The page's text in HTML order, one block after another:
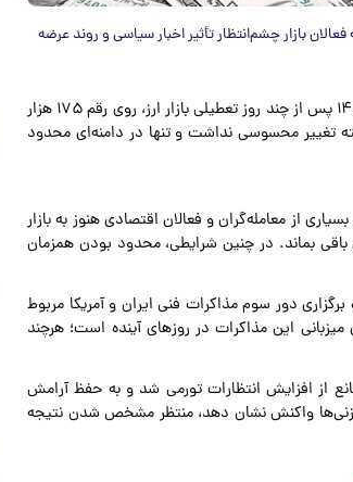
به استقبال معاملات چهارشنبه ۱۷ تیر ۱۴۰۵ می‌روند که فعالان بازار چشم‌انتظار تأثیر اخبار سیاسی و روند عرضه
به نقل از تجارت‌نیوز، قیمت دلار روز سه‌شنبه ۱۶ تیر ۱۴۰۵ پس از چند روز تعطیلی بازار ارز، روی رقم ۱۷۵ هزار
تغییر محسوسی نداشت و تنها در دامنه‌ای محدود
از معامله‌گران و فعالان اقتصادی هنوز به بازار
بماند. در چنین شرایطی، محدود بودن همزمان
دور سوم مذاکرات فنی ایران و آمریکا مربوط
این مذاکرات در روزهای آینده است؛ هرچند
مانع از افزایش انتظارات تورمی شد و به حفظ آرامش
واکنش نشان دهد، منتظر مشخص شدن نتیجه